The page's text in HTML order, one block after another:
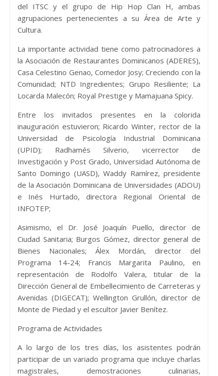
del ITSC y el grupo de Hip Hop Clan H, ambas
agrupaciones pertenecientes a su Área de Arte y
Cultura.
La importante actividad tiene como patrocinadores a
la Asociación de Restaurantes Dominicanos (ADERES),
Casa Celestino Genao, Comedor Josy; Creciendo con la
Comunidad; NTD Ingredientes; Grupo Resiliente; La
Locarda Malecón; Royal Prestige y Mamajuana Spicy.
Entre los invitados presentes en la colorida
inauguración estuvieron; Ricardo Winter, rector de la
Universidad de Psicología Industrial Dominicana
(UPID); Radhamés Silverio, vicerrector de
Investigación y Post Grado, Universidad Autónoma de
Santo Domingo (UASD), Waddy Ramírez, presidente
de la Asociación Dominicana de Universidades (ADOU)
e Inés Hurtado, directora Regional Oriental de
INFOTEP;
Asimismo, el Dr. José Joaquín Puello, director de
Ciudad Sanitaria; Burgos Gómez, director general de
Bienes Nacionales; Álex Mordán, director del
Programa 14-24; Francis Margarita Paulino, en
representación de Rodolfo Valera, titular de la
Dirección General de Embellecimiento de Carreteras y
Avenidas (DIGECAT); Wellington Grullón, director de
Monte de Piedad y el escultor Javier Benítez.
Programa de Actividades
A lo largo de los tres días, los asistentes podrán
participar de un variado programa que incluye charlas
magistrales, demostraciones culinarias,